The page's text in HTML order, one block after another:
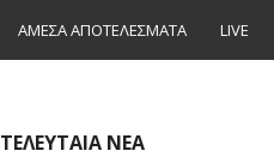
ΑΜΕΣΑ ΑΠΟΤΕΛΕΣΜΑΤΑ LIVE
ΤΕΛΕΥΤΑΙΑ ΝΕΑ